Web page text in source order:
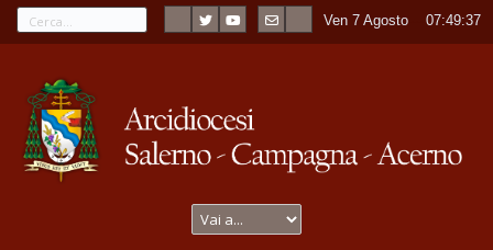
Ven 7 Agosto ----07:49:37